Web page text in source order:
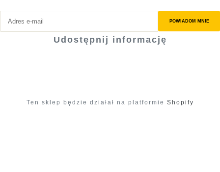
POWIADOM MNIE
Udostępnij informację
Ten sklep będzie działał na platformie Shopify